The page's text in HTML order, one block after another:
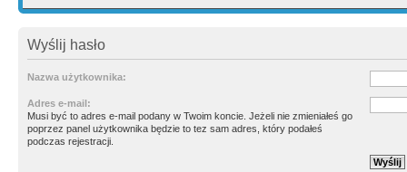
Wyślij hasło
Nazwa użytkownika:
Adres e-mail:
Musi być to adres e-mail podany w Twoim koncie. Jeżeli nie zmieniałeś go
poprzez panel użytkownika będzie to tez sam adres, który podałeś
podczas rejestracji.